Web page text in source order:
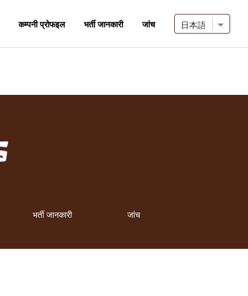
कम्पनी प्रोफइल भर्ती जानकारी जांच
भर्ती जानकारी जांच